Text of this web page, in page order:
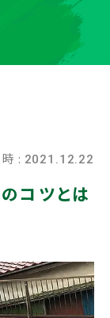
: 2021.12.22
コツとは